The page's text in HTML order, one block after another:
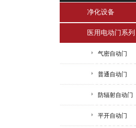
净化设备
医用电动门系列
气密自动门
普通自动门
防辐射自动门
平开自动门